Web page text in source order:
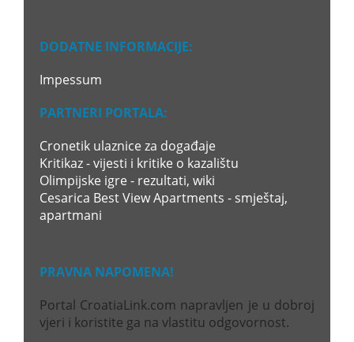
DODATNE INFORMACIJE:
Impessum
PARTNERI PORTALA:
Cronetik ulaznice za događaje
Kritikaz - vijesti i kritike o kazalištu
Olimpijske igre - rezultati, wiki
Cesarica Best View Apartments - smještaj,
apartmani
PRAVNA NAPOMENA!
Portal CroatiaLink.com napravljen je u dobroj
vjeri i koristite ga na vlastitu odgovornost.